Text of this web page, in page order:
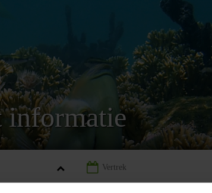
informatie